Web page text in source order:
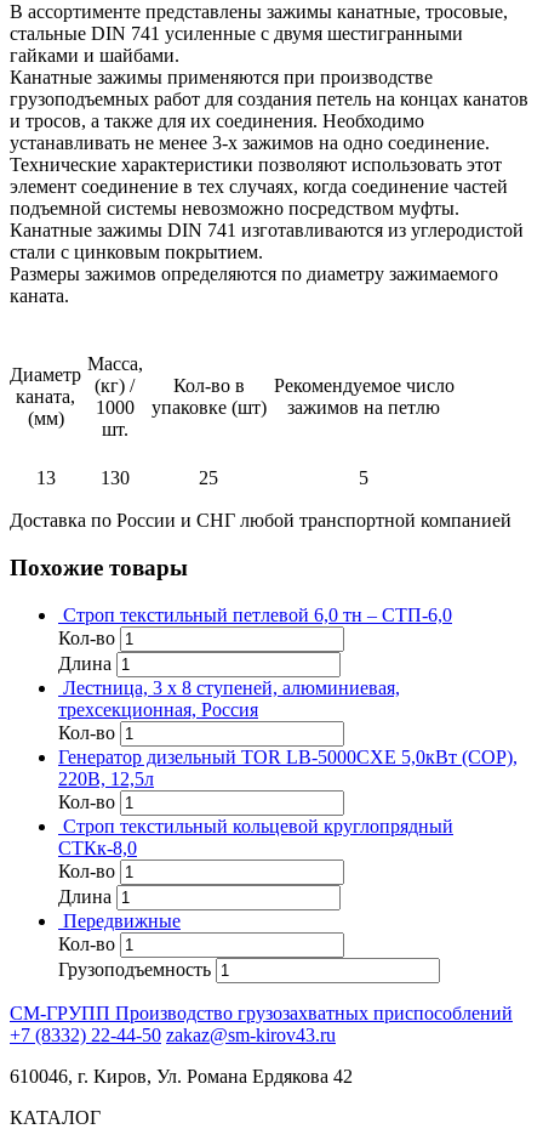
В ассортименте представлены зажимы канатные, тросовые,
стальные DIN 741 усиленные с двумя шестигранными
гайками и шайбами.
Канатные зажимы применяются при производстве
грузоподъемных работ для создания петель на концах канатов
и тросов, а также для их соединения. Необходимо
устанавливать не менее 3-х зажимов на одно соединение.
Технические характеристики позволяют использовать этот
элемент соединение в тех случаях, когда соединение частей
подъемной системы невозможно посредством муфты.
Канатные зажимы DIN 741 изготавливаются из углеродистой
стали с цинковым покрытием.
Размеры зажимов определяются по диаметру зажимаемого
каната.
Диаметр
каната,
(мм)
Масса,
(кг) /
1000
шт.
Кол-во в
упаковке (шт)
Рекомендуемое число
зажимов на петлю
13 130 25 5
Доставка по России и СНГ любой транспортной компанией
Похожие товары
Строп текстильный петлевой 6,0 тн – СТП-6,0
Кол-во
Длина
Лестница, 3 х 8 ступеней, алюминиевая,
трехсекционная, Россия
Кол-во
Генератор дизельный TOR LB-5000CXE 5,0кВт (COP),
220В, 12,5л
Кол-во
Строп текстильный кольцевой круглопрядный
СТКк-8,0
Кол-во
Длина
Передвижные
Кол-во
Грузоподъемность
СМ-ГРУПП Производство грузозахватных приспособлений
+7 (8332) 22-44-50 zakaz@sm-kirov43.ru
610046, г. Киров, Ул. Романа Ердякова 42
КАТАЛОГ